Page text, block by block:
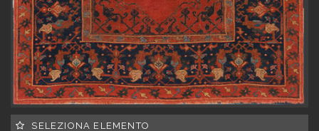
SELEZIONA ELEMENTO